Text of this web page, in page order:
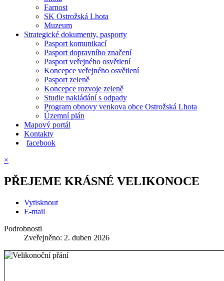
Farnost
SK Ostrožská Lhota
Muzeum
Strategické dokumenty, pasporty
Pasport komunikací
Pasport dopravního značení
Pasport veřejného osvětlení
Koncepce veřejného osvětlení
Pasport zeleně
Koncepce rozvoje zeleně
Studie nakládání s odpady
Program obnovy venkova obce Ostrožská Lhota
Územní plán
Mapový portál
Kontakty
facebook
×
PŘEJEME KRÁSNÉ VELIKONOCE
Vytisknout
E-mail
Podrobnosti
Zveřejněno: 2. duben 2026